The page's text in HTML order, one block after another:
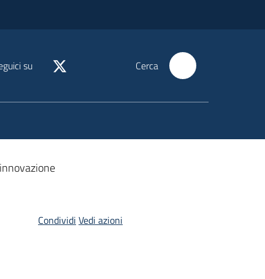
su Cerca
Condividi Vedi azioni